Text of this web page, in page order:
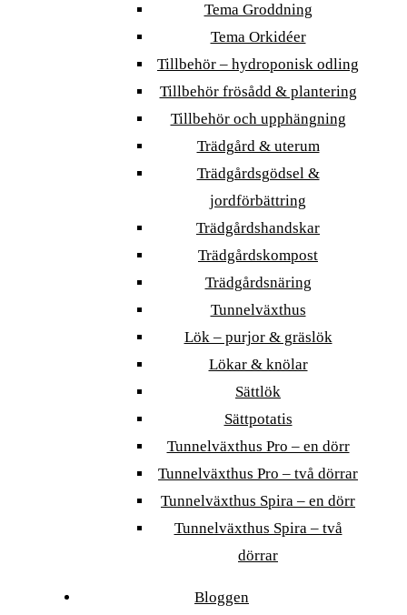
Tema Groddning
Tema Orkidéer
Tillbehör – hydroponisk odling
Tillbehör frösådd & plantering
Tillbehör och upphängning
Trädgård & uterum
Trädgårdsgödsel &
jordförbättring
Trädgårdshandskar
Trädgårdskompost
Trädgårdsnäring
Tunnelväxthus
Lök – purjor & gräslök
Lökar & knölar
Sättlök
Sättpotatis
Tunnelväxthus Pro – en dörr
Tunnelväxthus Pro – två dörrar
Tunnelväxthus Spira – en dörr
Tunnelväxthus Spira – två
dörrar
Bloggen